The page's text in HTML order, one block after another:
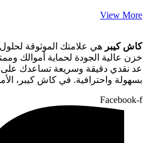
View More
كاش كيبر هي علامتك الموثوقة لحلول
خزن عالية الجودة لحماية أموالك
عد نقدي دقيقة وسريعة تساعدك على
بسهولة واحترافية. في كاش كيبر،
Facebook-f